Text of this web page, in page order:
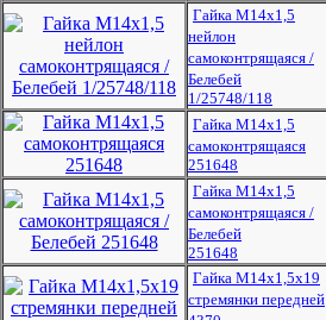
Гайка М14х1,5
нейлон
самоконтрящаяся /
Белебей
1/25748/118
Гайка М14х1,5
самоконтрящаяся
251648
Гайка М14х1,5
самоконтрящаяся /
Белебей
251648
Гайка М14х1,5х19
стремянки передней